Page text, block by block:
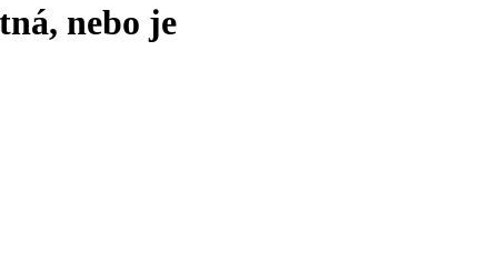
nebo je